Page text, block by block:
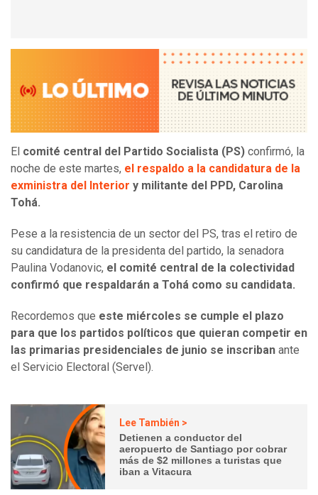
El comité central del Partido Socialista (PS) confirmó, la
noche de este martes, el respaldo a la candidatura de la
exministra del Interior y militante del PPD, Carolina
Tohá.
Pese a la resistencia de un sector del PS, tras el retiro de
su candidatura de la presidenta del partido, la senadora
Paulina Vodanovic, el comité central de la colectividad
confirmó que respaldarán a Tohá como su candidata.
Recordemos que este miércoles se cumple el plazo
para que los partidos políticos que quieran competir en
las primarias presidenciales de junio se inscriban ante
el Servicio Electoral (Servel).
Lee También >
Detienen a conductor del
aeropuerto de Santiago por cobrar
más de $2 millones a turistas que
iban a Vitacura